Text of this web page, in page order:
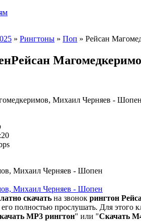
» Рингтоны » Поп » Рейсан
Рейсан
Михаил Черняев - Шопен
Михаил Черняев - Шопен
скачать на звонок рингтон
полностью прослушать. Для этого
MP3 рингтон" или "Скачать